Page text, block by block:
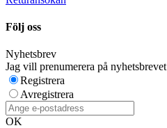
Följ oss
Nyhetsbrev
Jag vill prenumerera på nyhetsbrevet
Registrera
Avregistrera
OK